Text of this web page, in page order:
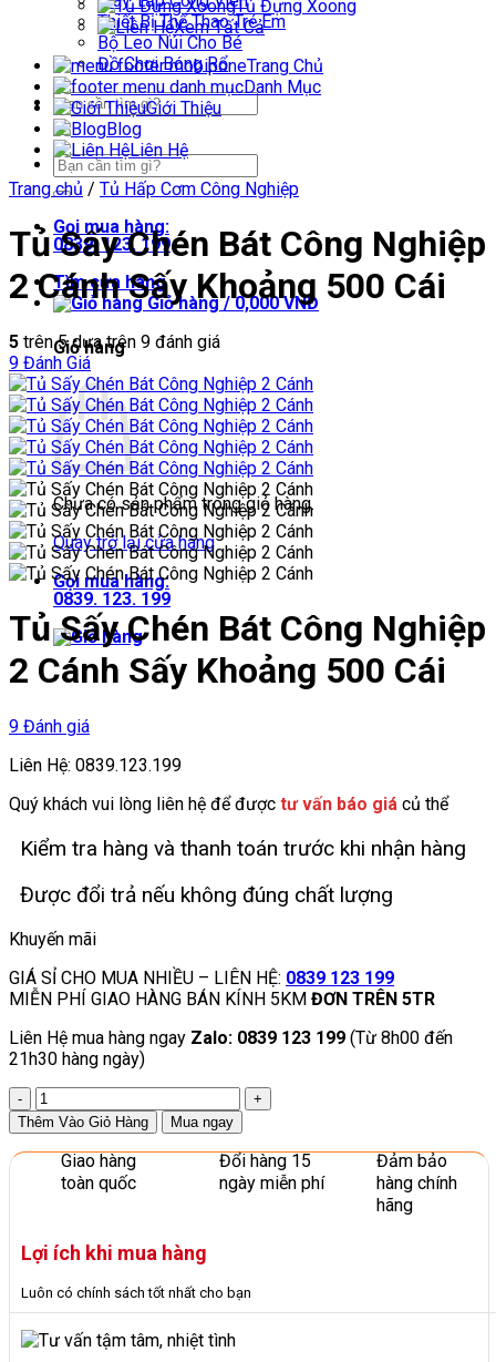
Thiết Bị Thể Thao Trẻ Em
Bộ Leo Núi Cho Bé
Đồ Chơi Bóng Rổ
Tìm
kiếm:
Tìm
kiếm:
Gọi mua hàng:
0839. 123. 199
Tìm cửa hàng
Giỏ hàng /0,000VNĐ
Giỏ hàng
Chưa có sản phẩm trong giỏ hàng.
Quay trở lại cửa hàng
Gọi mua hàng:
0839. 123. 199
Tủ Đựng Xoong
Xem Tất Cả
Trang Chủ
Danh Mục
Giới Thiệu
Blog
Liên Hệ
Trang chủ / Tủ Hấp Cơm Công Nghiệp
Tủ Sấy Chén Bát Công Nghiệp
2 Cánh Sấy Khoảng 500 Cái
5 trên 5 dựa trên 9 đánh giá
9 Đánh Giá
Tủ Sấy Chén Bát Công Nghiệp
2 Cánh Sấy Khoảng 500 Cái
9 Đánh giá
Liên Hệ: 0839.123.199
Quý khách vui lòng liên hệ để được tư vấn báo giá củ thể
Kiểm tra hàng và thanh toán trước khi nhận hàng
Được đổi trả nếu không đúng chất lượng
Khuyến mãi
GIÁ SỈ CHO MUA NHIỀU – LIÊN HỆ: 0839 123 199
MIỄN PHÍ GIAO HÀNG BÁN KÍNH 5KM ĐƠN TRÊN 5TR
Liên Hệ mua hàng ngay Zalo: 0839 123 199 (Từ 8h00 đến
21h30 hàng ngày)
Tủ
Sấy
Chén
Công
Cánh
Sấy
Khoảng
500
Cái
số
Thêm Vào Giỏ Hàng Mua ngay
Giao hàng
toàn quốc
Đổi hàng 15
ngày miễn phí
Đảm bảo
hàng chính
hãng
Lợi ích khi mua hàng
Luôn có chính sách tốt nhất cho bạn